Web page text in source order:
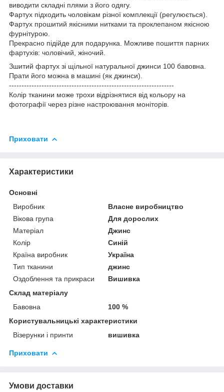
виводити складні плями з його одягу.
Фартух підходить чоловікам різної комплекції (регулюється).
Фартух прошитий якісними нитками та проклепаном якісною
фурнітурою.
Прекрасно підійде для подарунка. Можливе пошиття парних
фартухів: чоловічий, жіночий.
Зшитий фартух зі щільної натуральної джинси 100 бавовна.
Прати його можна в машині (як джинси).
------------------------------------------------------------------
Колір тканини може трохи відрізнятися від кольору на
фотографії через різне настроювання моніторів.
Приховати
Характеристики
Основні
Виробник
Власне виробництво
Вікова група
Для дорослих
Матеріал
Джинс
Колір
Синій
Країна виробник
Україна
Тип тканини
джинс
Оздоблення та прикраси
Вишивка
Склад матеріалу
Бавовна
100 %
Користувальницькі характеристики
Візерунки і принти
вишивка
Приховати
Умови доставки